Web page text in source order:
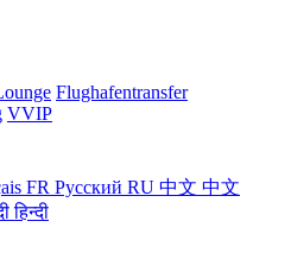
Flughafentransfer
VVIP
FR Русский RU 中文 中文
हिन्दी